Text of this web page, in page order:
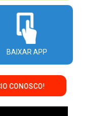
BAIXAR APP
CONOSCO!